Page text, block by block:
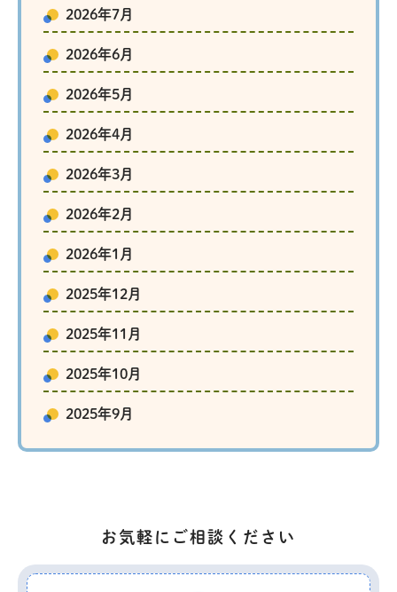
2026年7月
2026年6月
2026年5月
2026年4月
2026年3月
2026年2月
2026年1月
2025年12月
2025年11月
2025年10月
2025年9月
お気軽にご相談ください